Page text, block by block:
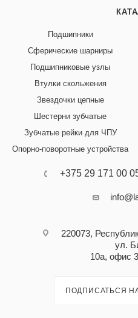
Подшипники
Сферические шарниры
Подшипниковые узлы
Втулки скольжения
Звездочки цепные
Шестерни зубчатые
Зубчатые рейки для ЧПУ
Опорно-поворотные устройства
+375 29 171 00
220073,
ул.
10а, офис
ПОДПИСАТЬСЯ